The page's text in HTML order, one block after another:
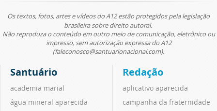
Os textos, fotos, artes e vídeos do A12 estão protegidos pela legislação
brasileira sobre direito autoral.
Não reproduza o conteúdo em outro meio de comunicação, eletrônico ou
impresso, sem autorização expressa do A12
(faleconosco@santuarionacional.com).
Santuário
academia marial
água mineral aparecida
Redação
aplicativo aparecida
campanha da fraternidade